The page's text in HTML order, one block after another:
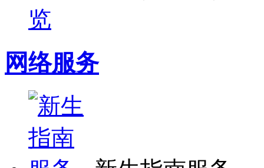
览
网络服务